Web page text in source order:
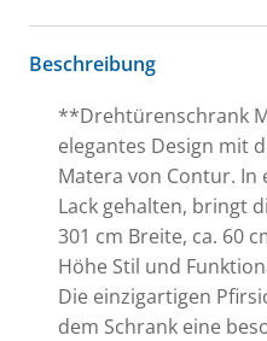
Beschreibung
**Drehtürenschrank
elegantes Design mit
Matera von Contur. In
Lack gehalten, bringt
301 cm Breite, ca. 60
Höhe Stil und
Die einzigartigen
dem Schrank eine